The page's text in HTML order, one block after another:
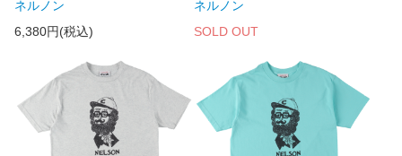
ネルノン
6,380円(税込)
ネルノン
SOLD OUT